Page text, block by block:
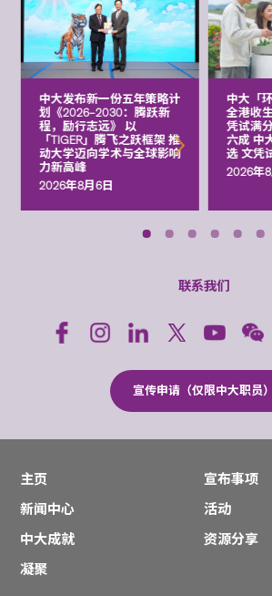
中大发布新一份五年策略计
划《2026‒2030：腾跃新
程，励行志远》 以
「TIGER」腾飞之跃框架 推
动大学迈向学术与全球影响
力新高峰
2026年8月6日
中大「
全港收
凭试满
六成 中
选 文凭
2026年8
联系我们
宣传申请（仅限中大职员）
主页
宣布事项
新闻中心
活动
中大成就
资源分享
凝聚